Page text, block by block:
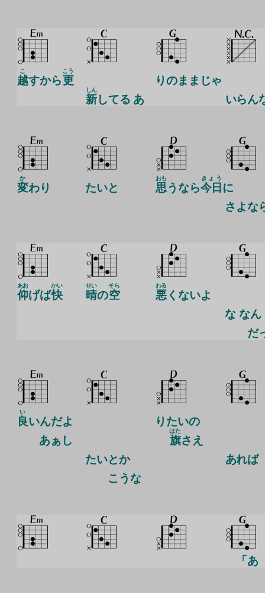
越
こ
すから更
こう
新
しん
してる あ
りのままじゃ
いらん
変
か
わり たいと 思
おも
うなら今日
きょう
に
さよな
仰
あお
げば快
かい
晴
せい
の空
そら
悪
わる
くないよ
な なん
だ
良
い
いんだよ
あぁし
たいとか
こうな
りたいの
旗
はた
さえ
あれば
「あ